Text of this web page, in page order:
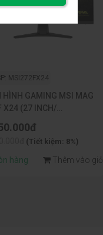
MSI272FX24
HÌNH GAMING MSI MAG
X24 (27 INCH/
(Tiết kiệm: 8%)
hàng Thêm vào giỏ